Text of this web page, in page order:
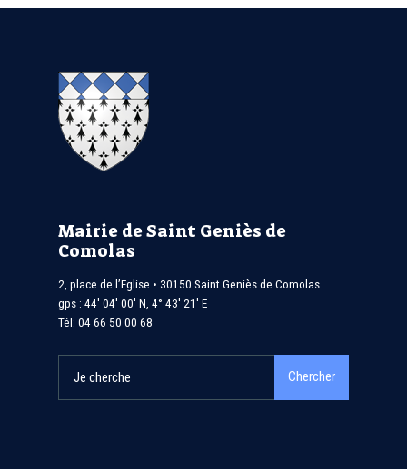
Mairie de Saint Geniès de
Comolas
2, place de l’Eglise • 30150 Saint Geniès de Comolas
gps : 44′ 04′ 00′ N, 4° 43′ 21′ E
Tél: 04 66 50 00 68
for:
Chercher